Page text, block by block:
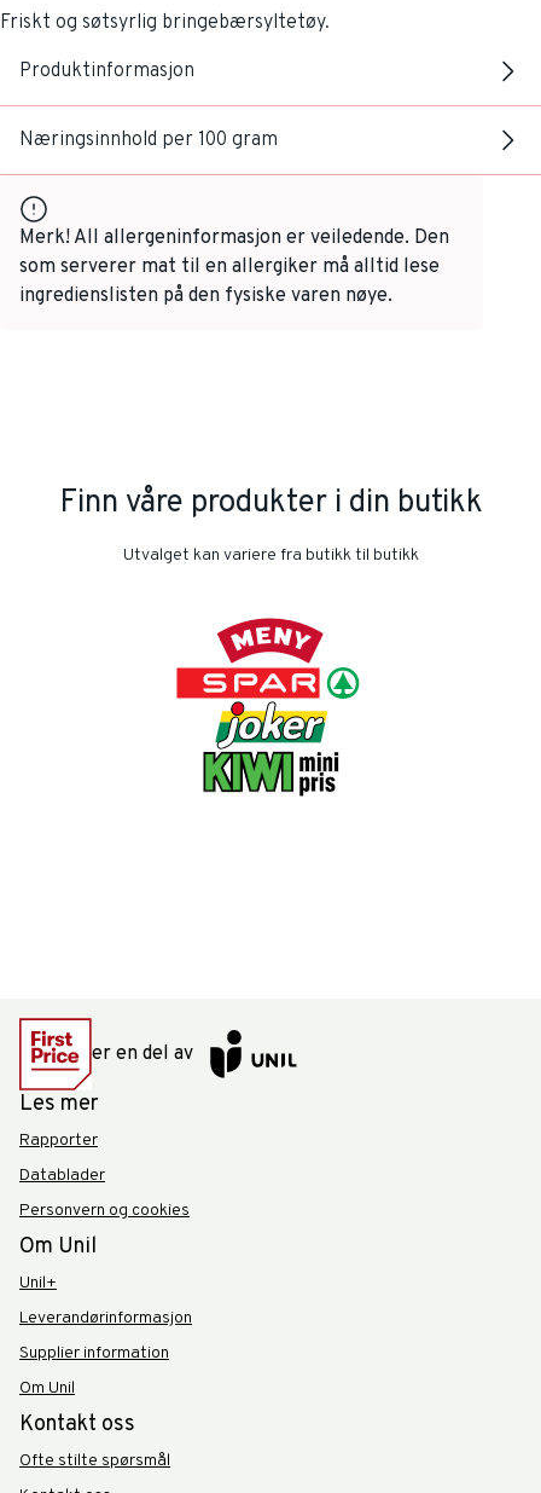
Friskt og søtsyrlig bringebærsyltetøy.
Produktinformasjon
Næringsinnhold per 100 gram
Merk! All allergeninformasjon er veiledende. Den
som serverer mat til en allergiker må alltid lese
ingredienslisten på den fysiske varen nøye.
Finn våre produkter i din butikk
Utvalget kan variere fra butikk til butikk
er en del av
Les mer
Rapporter
Datablader
Personvern og cookies
Om Unil
Unil+
Leverandørinformasjon
Supplier information
Om Unil
Kontakt oss
Ofte stilte spørsmål